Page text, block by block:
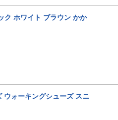
ホワイト ブラウン かか
ウォーキングシューズ スニ